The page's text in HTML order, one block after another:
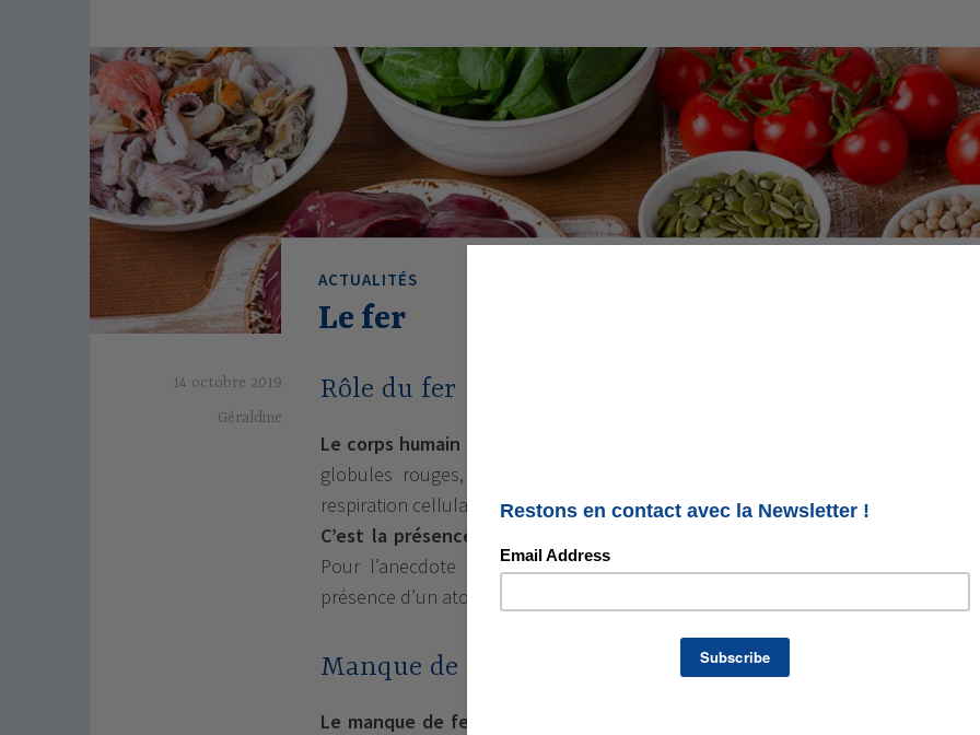
ACTUALITÉS
Le fer
14 octobre 2019
Géraldine
Rôle du fer
Le corps humain contient 2,5 à 4g de fer.
globules rouges, la myoglobine de nos muscles et au sein d’enzymes de la
respiration cellulaire.
C’est la présence de fer qui donne la couleur rouge au sang
Pour l’anecdote rappelons que le sang des crustacés est vert du fait de la
présence d’un atome de cuivre à la place de l’atome de fer chez les mammifères.
Manque de fer
Le manque de fer entraine une baisse de la fabrication des globules rouges,